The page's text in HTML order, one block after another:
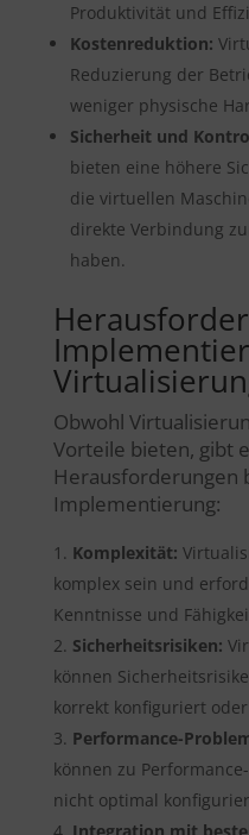
Produktivität und
Kostenreduktion:
Reduzierung der
weniger physische
Sicherheit und
bieten eine höhere
die virtuellen
direkte Verbindung
haben.
Obwohl
Vorteile bieten, gibt
Herausforderungen
Implementierung:
Komplexität:
komplex sein und
Kenntnisse und
Sicherheitsrisiken:
können
korrekt konfiguriert
Performance-
können zu
nicht optimal